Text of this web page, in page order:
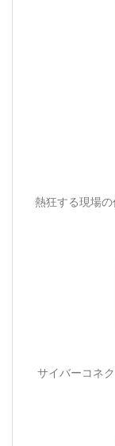
熱狂する現場
サイバーコネ